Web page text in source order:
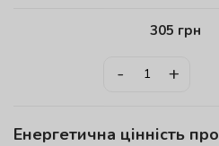
305 грн
- +
Енергетична цінність